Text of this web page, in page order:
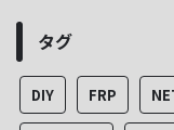
タグ
DIY FRP